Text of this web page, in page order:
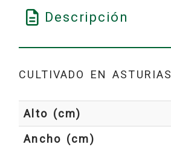
Descripción
CULTIVADO EN ASTURIAS
Alto (cm)
Ancho (cm)